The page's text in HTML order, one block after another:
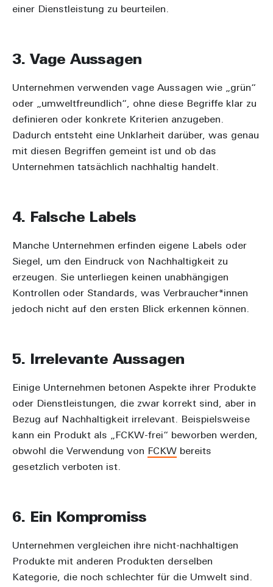
einer Dienstleistung zu beurteilen.
3. Vage Aussagen
Unternehmen verwenden vage Aussagen wie „grün“
oder „umweltfreundlich“, ohne diese Begriffe klar zu
definieren oder konkrete Kriterien anzugeben.
Dadurch entsteht eine Unklarheit darüber, was genau
mit diesen Begriffen gemeint ist und ob das
Unternehmen tatsächlich nachhaltig handelt.
4. Falsche Labels
Manche Unternehmen erfinden eigene Labels oder
Siegel, um den Eindruck von Nachhaltigkeit zu
erzeugen. Sie unterliegen keinen unabhängigen
Kontrollen oder Standards, was Verbraucher*innen
jedoch nicht auf den ersten Blick erkennen können.
5. Irrelevante Aussagen
Einige Unternehmen betonen Aspekte ihrer Produkte
oder Dienstleistungen, die zwar korrekt sind, aber in
Bezug auf Nachhaltigkeit irrelevant. Beispielsweise
kann ein Produkt als „FCKW-frei“ beworben werden,
obwohl die Verwendung von FCKW bereits
gesetzlich verboten ist.
6. Ein Kompromiss
Unternehmen vergleichen ihre nicht-nachhaltigen
Produkte mit anderen Produkten derselben
Kategorie, die noch schlechter für die Umwelt sind.